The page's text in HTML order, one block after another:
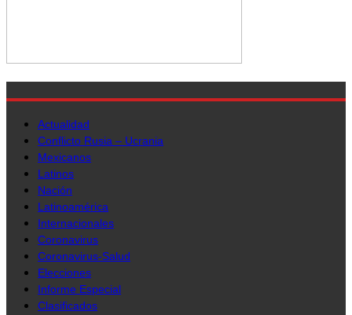
Actualidad
Conflicto Rusia – Ucrania
Mexicanos
Latinos
Nación
Latinoamérica
Internacionales
Coronavirus
Coronavirus-Salud
Elecciones
Informe Especial
Clasificados